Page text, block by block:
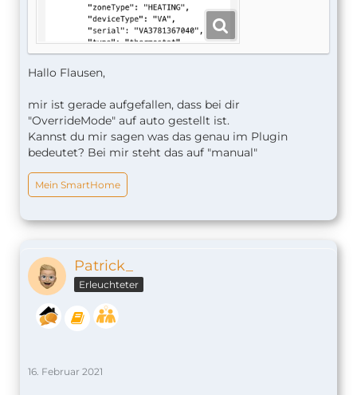
Hallo Flausen,
mir ist gerade aufgefallen, dass bei dir
"OverrideMode" auf auto gestellt ist.
Kannst du mir sagen was das genau im Plugin
bedeutet? Bei mir steht das auf "manual"
Mein SmartHome
Patrick_
Erleuchteter
16. Februar 2021